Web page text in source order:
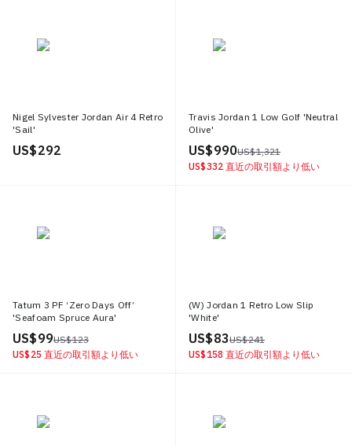
Nigel Sylvester Jordan Air 4 Retro
'Sail'
US$ 292
Travis Jordan 1 Low Golf 'Neutral
Olive'
US$ 990US$ 1,321
US$ 332 直近の取引額より低い
Tatum 3 PF ‘Zero Days Off’
'Seafoam Spruce Aura'
US$ 99US$ 123
US$ 25 直近の取引額より低い
(W) Jordan 1 Retro Low Slip
'White'
US$ 83US$ 241
US$ 158 直近の取引額より低い